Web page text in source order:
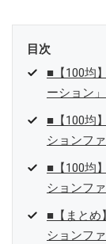
目次
■【100均
ーション
■【100均
ションフ
■【100均
ションフ
■【まとめ
ションフ